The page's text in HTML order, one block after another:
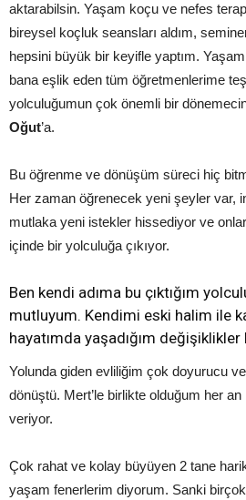
aktarabilsin. Yaşam koçu ve nefes
bireysel koçluk seansları aldım,
hepsini büyük bir keyifle yaptım.
bana eşlik eden tüm öğretmenlerime
yolculuğumun çok önemli bir
Oğut’a.
Bu öğrenme ve dönüşüm süreci hiç
Her zaman öğrenecek yeni şeyler var,
mutlaka yeni istekler hissediyor ve
içinde bir yolculuğa çıkıyor.
Ben kendi adıma bu çıktığım
mutluyum. Kendimi eski halim ile
hayatımda yaşadığım değişiklikler
Yolunda giden evliliğim çok doyurucu
dönüştü. Mert’le birlikte olduğum her
veriyor.
Çok rahat ve kolay büyüyen 2 tane
yaşam fenerlerim diyorum. Sanki